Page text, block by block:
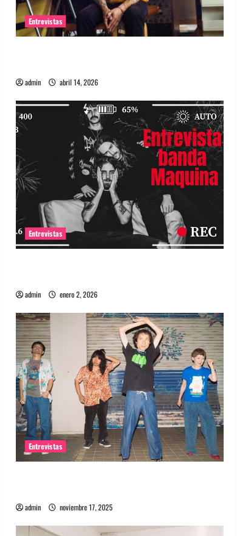
Entrevistas
admin abril 14, 2026
Entrevistas
admin enero 2, 2026
Entrevistas
admin noviembre 17, 2025